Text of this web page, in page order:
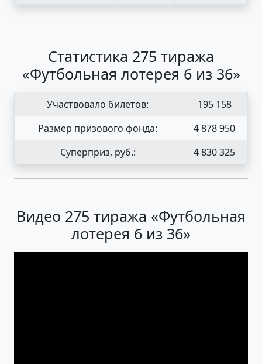
Статистика 275 тиража
«Футбольная лотерея 6 из 36»
Участвовало билетов:
195 158
Размер призового фонда:
4 878 950
Суперприз, руб.:
4 830 325
Видео 275 тиража «Футбольная
лотерея 6 из 36»